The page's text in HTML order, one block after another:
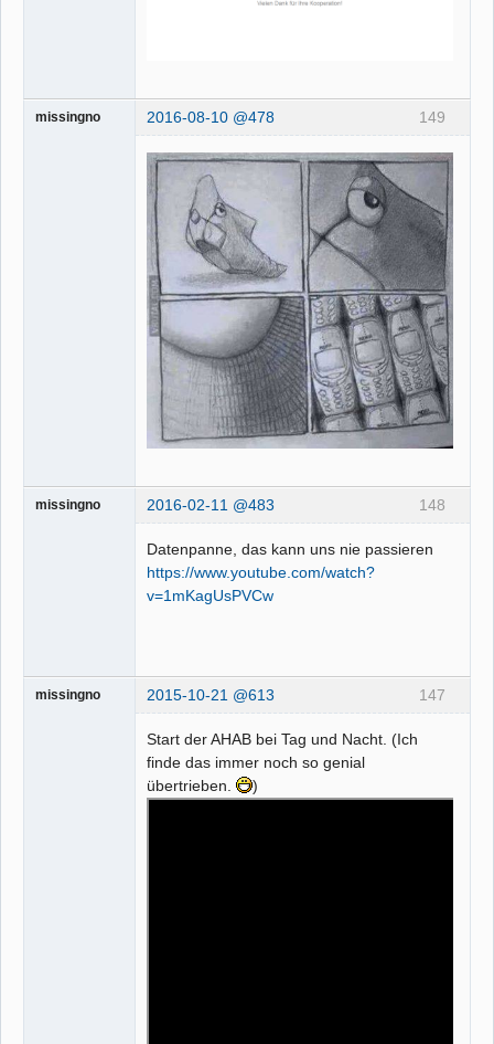
149
missingno 2016-08-10 @478
148
missingno 2016-02-11 @483
Datenpanne, das kann uns nie passieren
https://www.youtube.com/watch?
v=1mKagUsPVCw
147
missingno 2015-10-21 @613
Start der AHAB bei Tag und Nacht. (Ich
finde das immer noch so genial
übertrieben.
)